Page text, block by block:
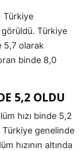
Türkiye
görüldü. Türkiye
5,7 olarak
binde 8,0
5,2 OLDU
hızı binde 5,2
genelinde
hızının altında